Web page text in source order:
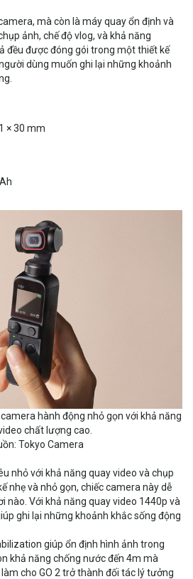
mà còn là máy quay ổn định và
ảnh, chế độ vlog, và khả năng
đều được đóng gói trong một thiết kế
dùng muốn ghi lại những khoảnh
× 30 mm
hành động nhỏ gọn với khả năng
chất lượng cao.
Tokyo Camera
nhỏ với khả năng quay video và chụp
nhẹ và nhỏ gọn, chiếc camera này dễ
nào. Với khả năng quay video 1440p và
ghi lại những khoảnh khắc sống động
giúp ổn định hình ảnh trong
khả năng chống nước đến 4m mà
cho GO 2 trở thành đối tác lý tưởng